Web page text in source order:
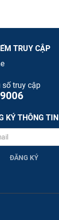
TRUY CẬP
số truy cập
KÝ THÔNG TIN
ĐĂNG KÝ